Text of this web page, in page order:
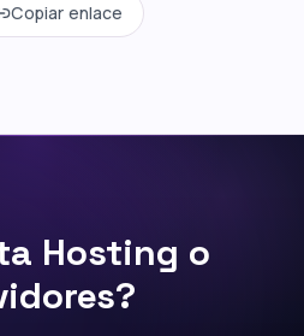
Copiar enlace
Hosting o